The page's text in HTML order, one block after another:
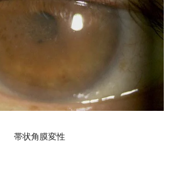
帯状角膜変性